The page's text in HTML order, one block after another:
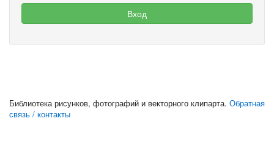
Библиотека рисунков, фотографий и векторного клипарта. Обратная
связь / контакты